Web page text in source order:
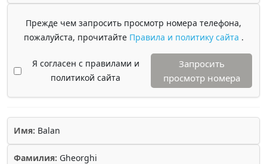
Прежде чем запросить просмотр номера телефона,
пожалуйста, прочитайте Правила и политику сайта .
Я согласен с правилами и
политикой сайта
Запросить
просмотр номера
Имя: Balan
Фамилия: Gheorghi